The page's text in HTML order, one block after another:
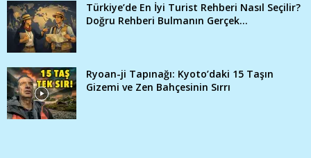
Türkiye’de En İyi Turist Rehberi Nasıl Seçilir?
Doğru Rehberi Bulmanın Gerçek...
Ryoan-ji Tapınağı: Kyoto’daki 15 Taşın
Gizemi ve Zen Bahçesinin Sırrı